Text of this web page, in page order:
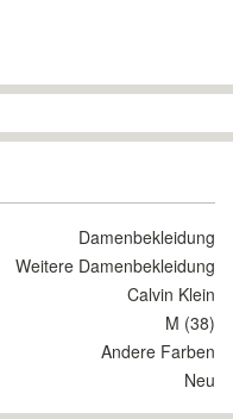
Damenbekleidung
Weitere Damenbekleidung
Calvin Klein
M (38)
Andere Farben
Neu